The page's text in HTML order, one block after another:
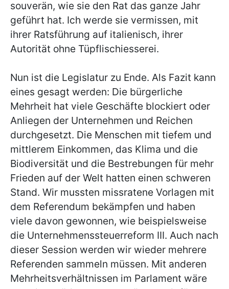
souverän, wie sie den Rat das ganze Jahr
geführt hat. Ich werde sie vermissen, mit
ihrer Ratsführung auf italienisch, ihrer
Autorität ohne Tüpflischiesserei.
Nun ist die Legislatur zu Ende. Als Fazit kann
eines gesagt werden: Die bürgerliche
Mehrheit hat viele Geschäfte blockiert oder
Anliegen der Unternehmen und Reichen
durchgesetzt. Die Menschen mit tiefem und
mittlerem Einkommen, das Klima und die
Biodiversität und die Bestrebungen für mehr
Frieden auf der Welt hatten einen schweren
Stand. Wir mussten missratene Vorlagen mit
dem Referendum bekämpfen und haben
viele davon gewonnen, wie beispielsweise
die Unternehmenssteuerreform III. Auch nach
dieser Session werden wir wieder mehrere
Referenden sammeln müssen. Mit anderen
Mehrheitsverhältnissen im Parlament wäre